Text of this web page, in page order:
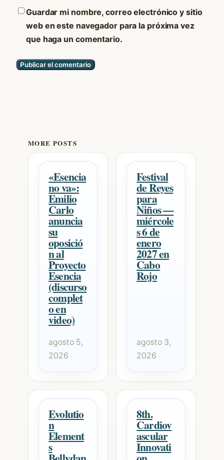
Guardar mi nombre, correo electrónico y sitio
web en este navegador para la próxima vez
que haga un comentario.
MORE POSTS
«Esencia
no va»:
Emilio
Carlo
anuncia
su
oposició
n al
Proyecto
Esencia
(discurso
complet
o en
video)
agosto 5,
2026
Festival
de Reyes
para
Niños —
miércole
s 6 de
enero
2027 en
Cabo
Rojo
agosto 3,
2026
Evolutio
n
Element
s
8th.
Cardiov
ascular
Innovati